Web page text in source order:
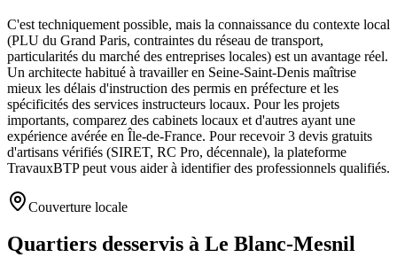
C'est techniquement possible, mais la connaissance du contexte local
(PLU du Grand Paris, contraintes du réseau de transport,
particularités du marché des entreprises locales) est un avantage réel.
Un architecte habitué à travailler en Seine-Saint-Denis maîtrise
mieux les délais d'instruction des permis en préfecture et les
spécificités des services instructeurs locaux. Pour les projets
importants, comparez des cabinets locaux et d'autres ayant une
expérience avérée en Île-de-France. Pour recevoir 3 devis gratuits
d'artisans vérifiés (SIRET, RC Pro, décennale), la plateforme
TravauxBTP peut vous aider à identifier des professionnels qualifiés.
Couverture locale
Quartiers desservis à Le Blanc-Mesnil